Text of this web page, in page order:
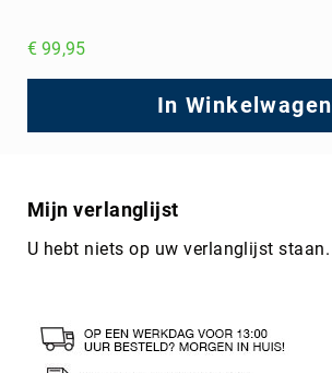
€ 99,95
In Winkelwagen
Mijn verlanglijst
U hebt niets op uw verlanglijst staan.